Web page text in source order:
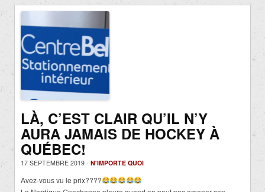
LÀ, C’EST CLAIR QU’IL N’Y
AURA JAMAIS DE HOCKEY À
QUÉBEC!
17 SEPTEMBRE 2019 - N'IMPORTE QUOI
Avez-vous vu le prix????